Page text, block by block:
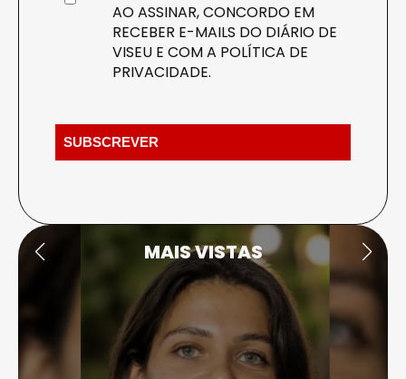
AO ASSINAR, CONCORDO EM
RECEBER E-MAILS DO DIÁRIO DE
VISEU E COM A POLÍTICA DE
PRIVACIDADE.
MAIS VISTAS